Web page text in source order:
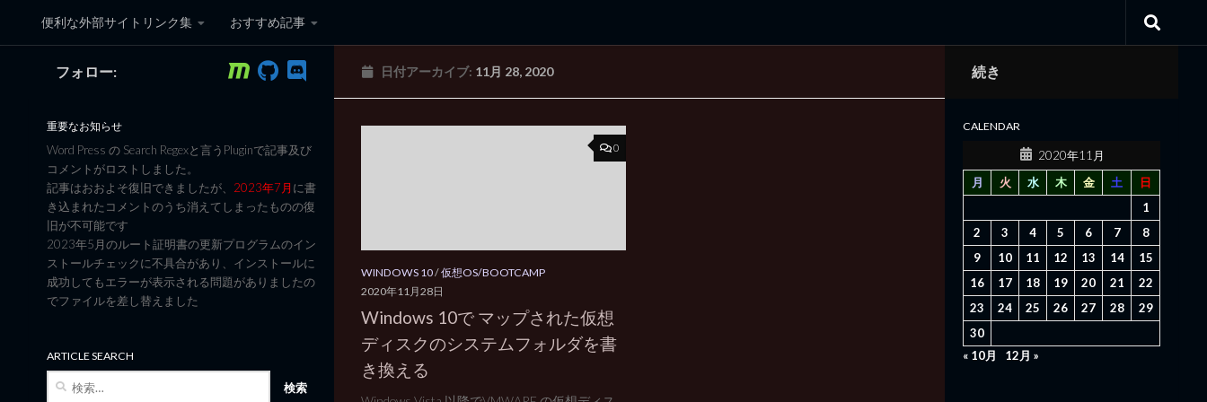
コンテンツへスキップ
便利な外部サイトリンク集 おすすめ記事
黒翼猫のコンピュータ日記 3rd Edition
日付アーカイブ: 11月 28, 2020
0
WINDOWS 10/仮想OS/BOOTCAMP
2020年11月28日
Windows 10で マップされた仮想
ディスクのシステムフォルダを書
き換える
フォロー:
重要なお知らせ
Word Press の Search Regexと言うPluginで記事及び
コメントがロストしました。
記事はおおよそ復旧できましたが、 2023年7月に書
き込まれたコメントのうち消えてしまったものの復
旧が不可能です
2023年5月のルート証明書の更新プログラムのイン
ストールチェックに不具合があり、インストールに
成功してもエラーが表示される問題がありましたの
でファイルを差し替えました
ARTICLE SEARCH
続き
CALENDAR
2020年11月
月
火 水 木 金 土
日
1
2
3 4 5 6 7
8
9
10 11 12 13 14
15
16
17 18 19 20 21
22
23
24 25 26 27 28
29
30
« 10月
12月 »